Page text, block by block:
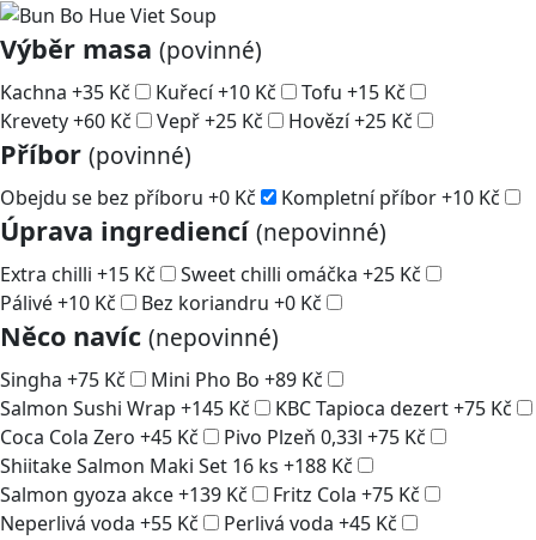
Výběr masa (povinné)
Kachna +35 Kč Kuřecí+10 Kč Tofu +15 Kč
Krevety+60 Kč Vepř+25 Kč Hovězí+25 Kč
Příbor (povinné)
Obejdu se bez příboru +0 Kč Kompletní příbor+10 Kč
Úprava ingrediencí (nepovinné)
Extra chilli +15 Kč Sweet chilli omáčka +25 Kč
Pálivé+10 Kč Bez koriandru +0 Kč
Něco navíc (nepovinné)
Singha +75 Kč Mini Pho Bo +89 Kč
Salmon Sushi Wrap +145 Kč KBC Tapioca dezert+75 Kč
Coca Cola Zero +45 Kč Pivo Plzeň 0,33l +75 Kč
Shiitake Salmon Maki Set 16 ks +188 Kč
Salmon gyoza akce+139 Kč Fritz Cola +75 Kč
Neperlivá voda +55 Kč Perlivá voda +45 Kč